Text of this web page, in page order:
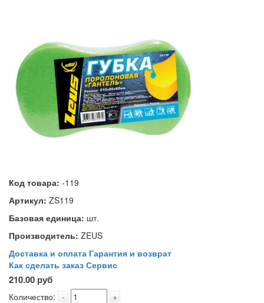
Код товара: -119
Артикул: ZS119
Базовая единица: шт.
Производитель: ZEUS
Доставка и оплата Гарантия и возврат
Как сделать заказ Сервис
210.00 руб
Количество: - +